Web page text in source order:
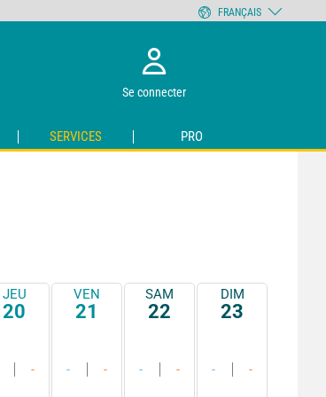
Se connecter
SERVICES PRO
JEU
20
-
VEN
21
- -
SAM
22
- -
DIM
23
- -
FRANÇAIS